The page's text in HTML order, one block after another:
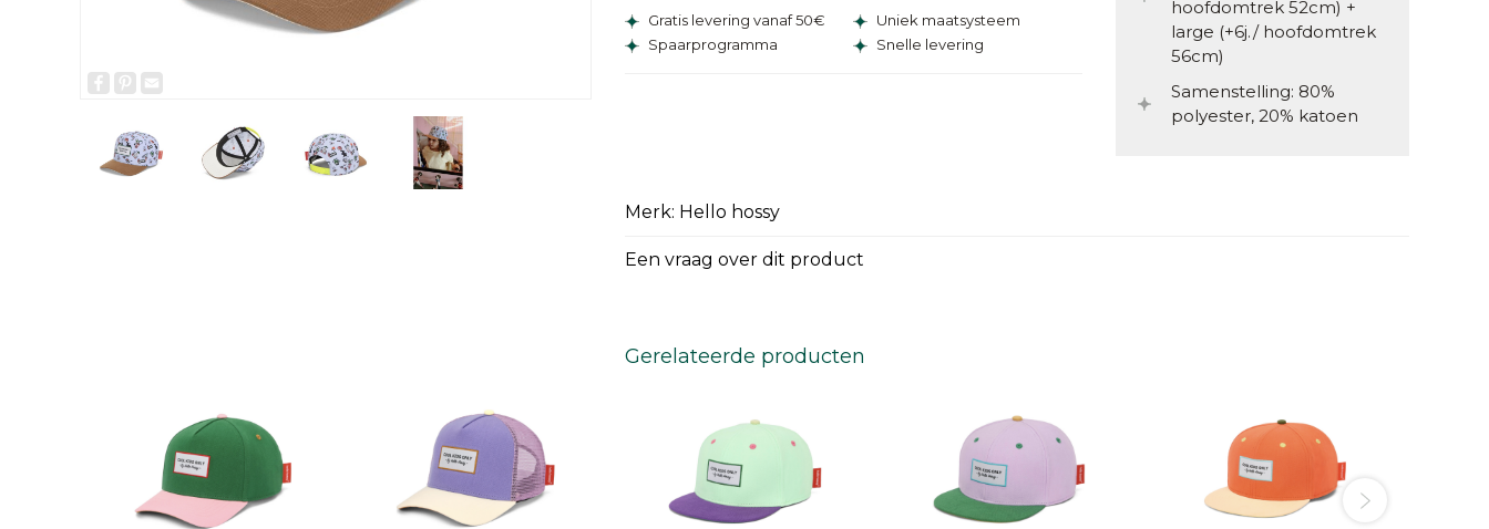
Facebook
Pinterest
Gratis levering vanaf 50€
Uniek maatsysteem
Spaarprogramma
Snelle levering
hoofdomtrek 52cm) +
large (+6j./ hoofdomtrek
56cm)
Samenstelling: 80%
polyester, 20% katoen
Merk: Hello hossy
Een vraag over dit product
Gerelateerde producten